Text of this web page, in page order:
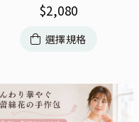
$2,080
選擇規格